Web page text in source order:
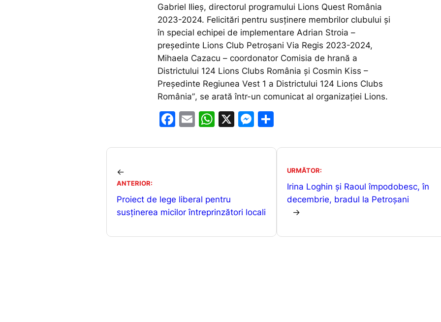
Gabriel Ilieș, directorul programului Lions Quest România
2023-2024. Felicitări pentru susținere membrilor clubului și
în special echipei de implementare Adrian Stroia –
președinte Lions Club Petroșani Via Regis 2023-2024,
Mihaela Cazacu – coordonator Comisia de hrană a
Districtului 124 Lions Clubs România și Cosmin Kiss –
Președinte Regiunea Vest 1 a Districtului 124 Lions Clubs
România”, se arată într-un comunicat al organizației Lions.
F
c
o
o
E
ai
W
at
p
p
X
M
s
g
ta
←
ANTERIOR:
Proiect de lege liberal pentru
susținerea micilor întreprinzători locali
URMĂTOR:
Irina Loghin și Raoul împodobesc, în
decembrie, bradul la Petroșani
→